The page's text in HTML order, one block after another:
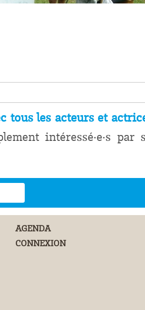
tous les acteurs et
intéressé·e·s par
AGENDA
CONNEXION